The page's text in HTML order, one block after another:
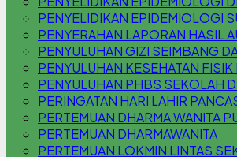
PENYELIDIKAN EPIDEMIOLOGI
PENYERAHAN LAPORAN HASIL
PENYULUHAN GIZI SEIMBANG
PENYULUHAN KESEHATAN
PENYULUHAN PHBS SEKOLAH
PERINGATAN HARI LAHIR
PERTEMUAN DHARMA WANITA
PERTEMUAN DHARMAWANITA
PERTEMUAN LOKMIN LINTAS